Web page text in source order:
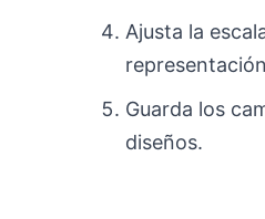
Ajusta la
Guarda los
diseños.